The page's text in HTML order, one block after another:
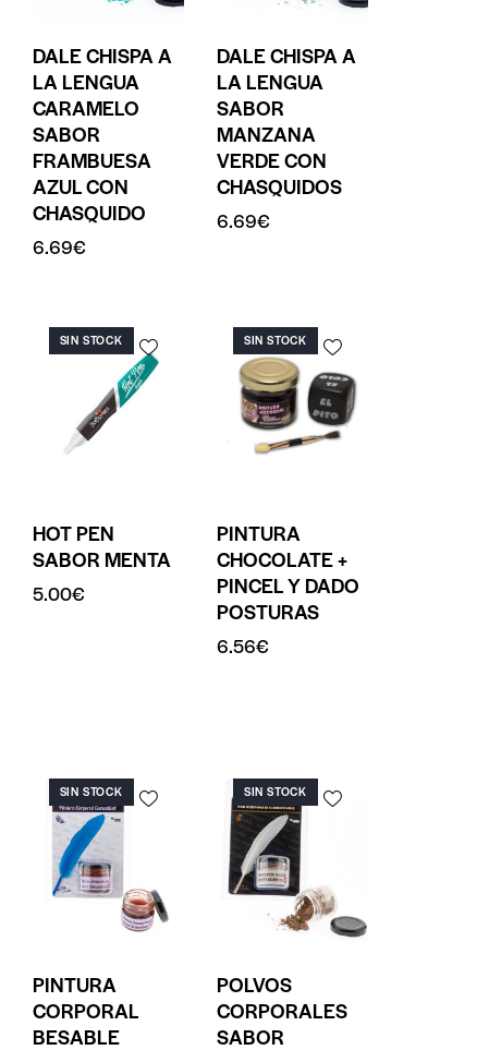
DALE CHISPA A
LA LENGUA
CARAMELO
SABOR
FRAMBUESA
AZUL CON
CHASQUIDO
6.69€
DALE CHISPA A
LA LENGUA
SABOR
MANZANA
VERDE CON
CHASQUIDOS
6.69€
SIN STOCK
HOT PEN
SABOR MENTA
5.00€
SIN STOCK
PINTURA
CHOCOLATE +
PINCEL Y DADO
POSTURAS
6.56€
SIN STOCK
PINTURA
CORPORAL
BESABLE
SIN STOCK
POLVOS
CORPORALES
SABOR